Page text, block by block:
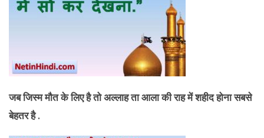
जब जिस्म मौत के लिए है तो अल्लाह ता आला की राह में शहीद होना सबसे
बेहतर है .